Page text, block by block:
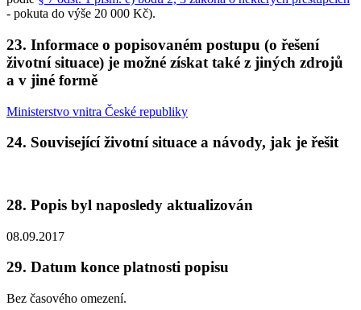
- pokuta do výše 20 000 Kč).
23. Informace o popisovaném postupu (o řešení
životní situace) je možné získat také z jiných zdrojů
a v jiné formě
Ministerstvo vnitra České republiky
24. Související životní situace a návody, jak je řešit
28. Popis byl naposledy aktualizován
08.09.2017
29. Datum konce platnosti popisu
Bez časového omezení.